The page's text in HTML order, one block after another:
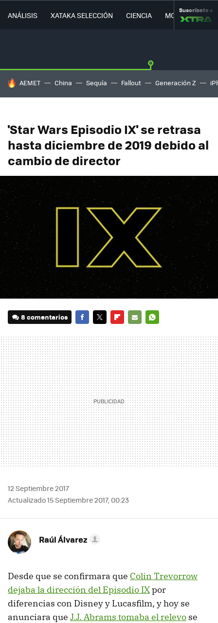
ANÁLISIS XATAKA SELECCIÓN CIENCIA MOVILIDAD
Suscríbete a
HOY SE HABLA DE
AEMET China Sequía Fallout Generación Z
'Star Wars Episodio IX' se retrasa
hasta diciembre de 2019 debido al
cambio de director
8 comentarios
MAIL
12 Septiembre 2017
Actualizado 15 Septiembre 2017, 00:23
Raúl Álvarez
Desde que se confirmara que Colin Trevorrow
dejaba la dirección del Episodio IXpor
diferencias con Disney y Lucasfilm, y hoy se
anunciara que J.J. Abrams tomaba el relevo se